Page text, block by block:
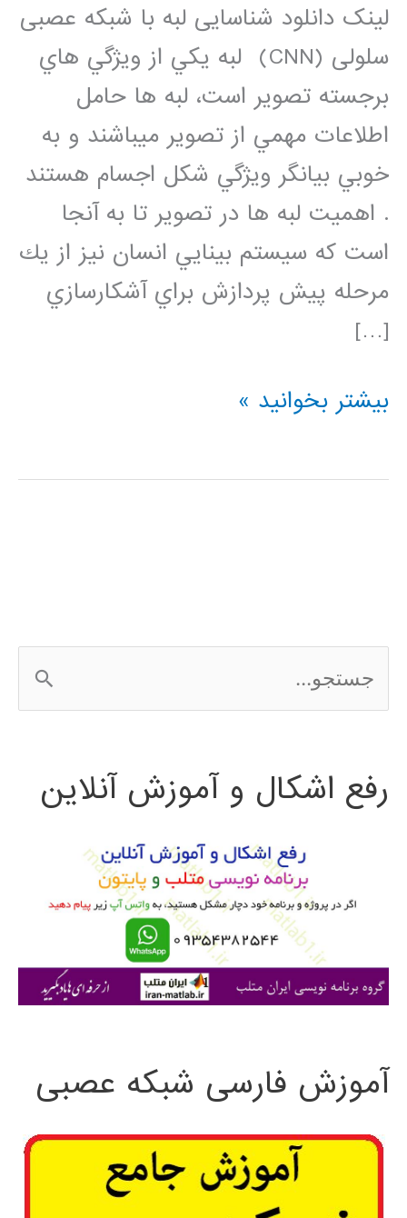
لینک دانلود شناسایی لبه با شبکه عصبی
سلولی (CNN) لبه يکي از ويژگي هاي
برجسته تصوير است، لبه ها حامل
اطلاعات مهمي از تصوير ميباشند و به
خوبي بیانگر ويژگي شکل اجسام هستند
. اهمیت لبه ها در تصوير تا به آنجا
است که سیستم بینايي انسان نیز از يك
مرحله پیش پردازش براي آشکارسازي
[…]
کد
عصبی
بیشتر بخوانید »
س
ج
ی
رفع اشکال و آموزش آنلاین
آموزش فارسی شبکه عصبی